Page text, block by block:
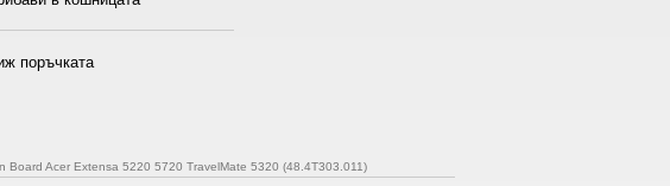
Board Acer Extensa 5220 5720 TravelMate 5320 (48.4T303.011)